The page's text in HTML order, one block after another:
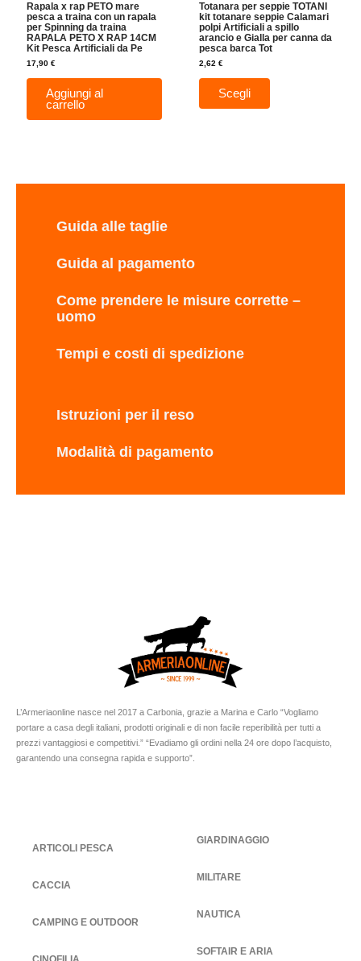
Rapala x rap PETO mare
pesca a traina con un rapala
per Spinning da traina
RAPALA PETO X RAP 14CM
Kit Pesca Artificiali da Pe
17,90€
Aggiungi al
carrello
Totanara per seppie TOTANI
kit totanare seppie Calamari
polpi Artificiali a spillo
arancio e Gialla per canna da
pesca barca Tot
2,62€
Scegli
del
prodotto
Guida alle taglie
Guida al pagamento
Come prendere le misure corrette –
uomo
Tempi e costi di spedizione
Istruzioni per il reso
Modalità di pagamento
L’Armeriaonline nasce nel 2017 a Carbonia, grazie a Marina e Carlo “Vogliamo
portare a casa degli italiani, prodotti originali e di non facile reperibilità per tutti a
prezzi vantaggiosi e competitivi.” “Evadiamo gli ordini nella 24 ore dopo l’acquisto,
garantendo una consegna rapida e supporto”.
ARTICOLI PESCA
CACCIA
CAMPING E OUTDOOR
GIARDINAGGIO
MILITARE
NAUTICA
SOFTAIR E ARIA